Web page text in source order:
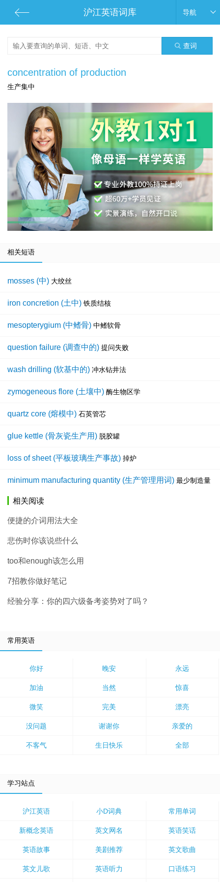
沪江英语词库 导航
查词
concentration of production
生产集中
相关短语
mosses (中) 大绞丝
iron concretion (土中) 铁质结核
mesopterygium (中鳍骨) 中鳍软骨
question failure (调查中的) 提问失败
wash drilling (软基中的) 冲水钻井法
zymogeneous flore (土壤中) 酶生物区学
quartz core (熔模中) 石英管芯
glue kettle (骨灰瓷生产用) 脱胶罐
loss of sheet (平板玻璃生产事故) 掉炉
minimum manufacturing quantity (生产管理用词) 最少制造量
相关阅读
便捷的介词用法大全
悲伤时你该说些什么
too和enough该怎么用
7招教你做好笔记
经验分享：你的四六级备考姿势对了吗？
常用英语
你好 晚安 永远
加油 当然 惊喜
微笑 完美 漂亮
没问题 谢谢你 亲爱的
不客气 生日快乐 全部
学习站点
沪江英语 小D词典 常用单词
新概念英语 英文网名 英语笑话
英语故事 美剧推荐 英文歌曲
英文儿歌 英语听力 口语练习